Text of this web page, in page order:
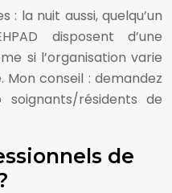
la nuit aussi, quelqu’un
disposent d’une
si l’organisation varie
Mon conseil : demandez
résidents de
de